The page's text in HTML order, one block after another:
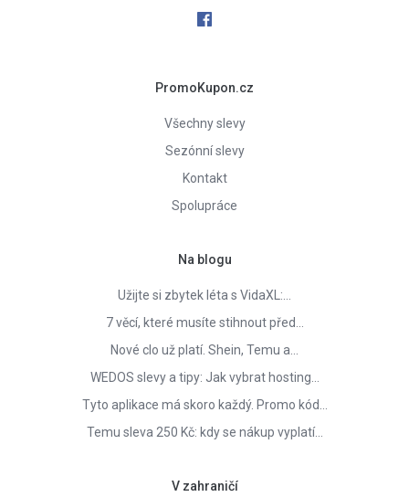
PromoKupon.cz
Všechny slevy
Sezónní slevy
Kontakt
Spolupráce
Na blogu
Užijte si zbytek léta s VidaXL:…
7 věcí, které musíte stihnout před…
Nové clo už platí. Shein, Temu a…
WEDOS slevy a tipy: Jak vybrat hosting…
Tyto aplikace má skoro každý. Promo kód…
Temu sleva 250 Kč: kdy se nákup vyplatí…
V zahraničí